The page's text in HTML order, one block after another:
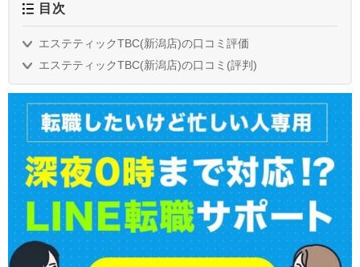
目次
エステティックTBC(新潟店)の口コミ評価
エステティックTBC(新潟店)の口コミ(評判)